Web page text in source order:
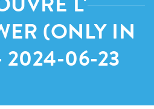
(ONLY IN
2024-06-23